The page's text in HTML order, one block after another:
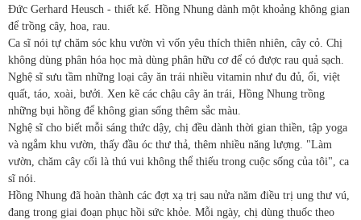
Đức Gerhard Heusch - thiết kế. Hồng Nhung dành một khoảng không gian
để trồng cây, hoa, rau.
Ca sĩ nói tự chăm sóc khu vườn vì vốn yêu thích thiên nhiên, cây cỏ. Chị
không dùng phân hóa học mà dùng phân hữu cơ để có được rau quả sạch.
Nghệ sĩ sưu tầm những loại cây ăn trái nhiều vitamin như đu đủ, ổi, việt
quất, táo, xoài, bưởi. Xen kẽ các chậu cây ăn trái, Hồng Nhung trồng
những bụi hồng để không gian sống thêm sắc màu.
Nghệ sĩ cho biết mỗi sáng thức dậy, chị đều dành thời gian thiền, tập yoga
và ngắm khu vườn, thấy đầu óc thư thả, thêm nhiều năng lượng. "Làm
vườn, chăm cây cối là thú vui không thể thiếu trong cuộc sống của tôi", ca
sĩ nói.
Hồng Nhung đã hoàn thành các đợt xạ trị sau nửa năm điều trị ung thư vú,
đang trong giai đoạn phục hồi sức khỏe. Mỗi ngày, chị dùng thuốc theo